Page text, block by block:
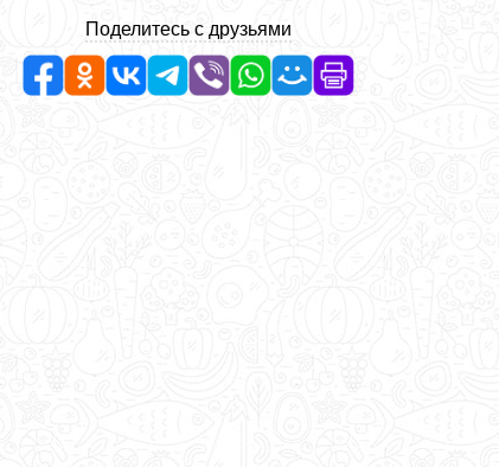
Поделитесь с друзьями